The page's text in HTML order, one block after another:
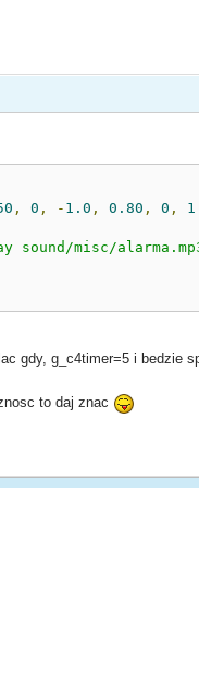
, 0 , - 1.0 , 0.80 , 0 ,
sound/misc/
gdy, g_c4timer=5 i bedzie
to daj znac